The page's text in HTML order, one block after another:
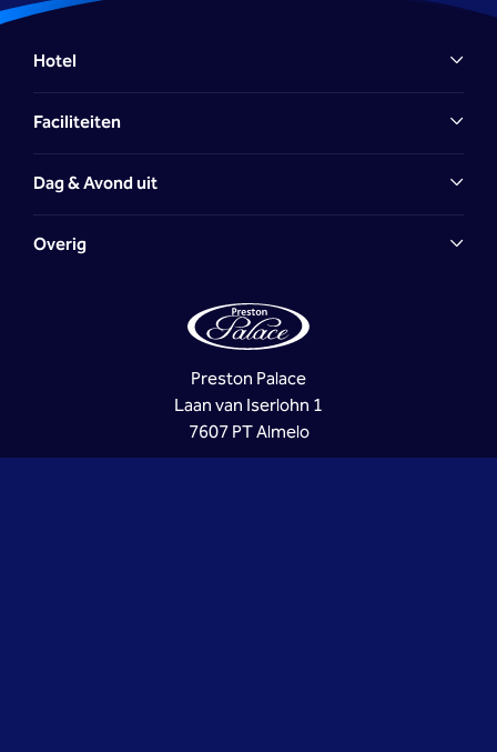
Hotel
Faciliteiten
Dag & Avond uit
Overig
Preston Palace
Laan van Iserlohn 1
7607 PT Almelo